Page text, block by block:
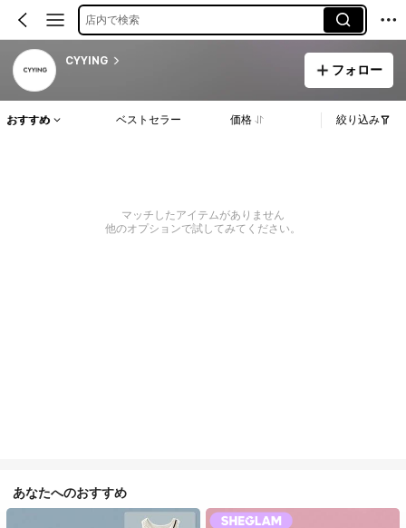
店内で検索
CYYING
フォロー
おすすめ ベストセラー 価格 絞り込み
マッチしたアイテムがありません
他のオプションで試してみてください。
あなたへのおすすめ